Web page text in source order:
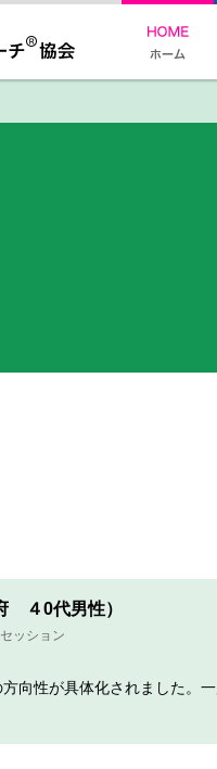
４0代男性）
ッション
向性が具体化されました。